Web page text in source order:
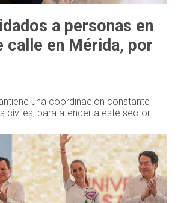
a personas en
calle en Mérida, por
una coordinación constante
civiles, para atender a este sector.